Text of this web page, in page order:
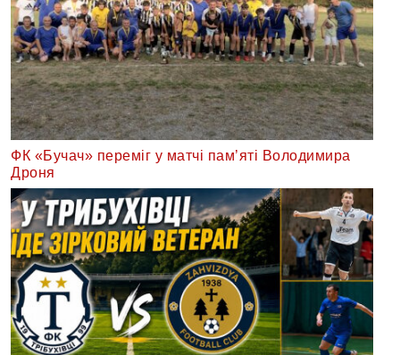
ФК «Бучач» переміг у матчі пам’яті Володимира
Дроня